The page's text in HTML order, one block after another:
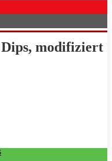
modifiziert